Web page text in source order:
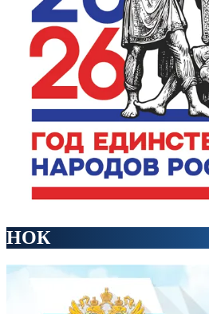
НОК